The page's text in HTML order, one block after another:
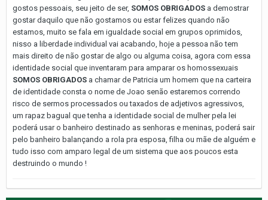
gostos pessoais, seu jeito de ser, SOMOS OBRIGADOS a demostrar
gostar daquilo que não gostamos ou estar felizes quando não
estamos, muito se fala em igualdade social em grupos oprimidos,
nisso a liberdade individual vai acabando, hoje a pessoa não tem
mais direito de não gostar de algo ou alguma coisa, agora com essa
identidade social que inventaram para amparar os homossexuais
SOMOS OBRIGADOS a chamar de Patricia um homem que na carteira
de identidade consta o nome de Joao senão estaremos correndo
risco de sermos processados ou taxados de adjetivos agressivos,
um rapaz bagual que tenha a identidade social de mulher pela lei
poderá usar o banheiro destinado as senhoras e meninas, poderá sair
pelo banheiro balançando a rola pra esposa, filha ou mãe de alguém e
tudo isso com amparo legal de um sistema que aos poucos esta
destruindo o mundo !